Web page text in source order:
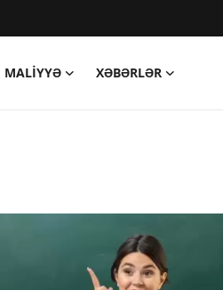
MALIYYƏ
XƏBƏRLƏR